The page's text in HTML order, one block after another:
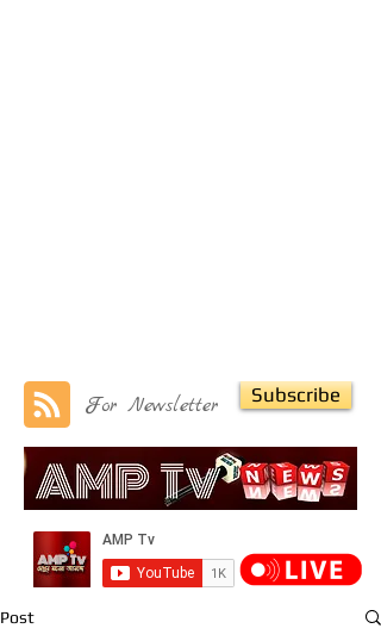
For Newsletter Subscribe
Post